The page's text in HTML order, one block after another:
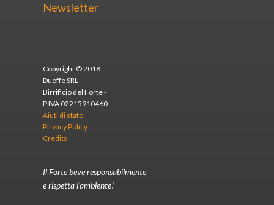
Newsletter
Copyright © 2018
Dueffe SRL
Birrificio del Forte -
P.IVA 02215910460
Aiuti di stato
Privacy Policy
Credits
Il Forte beve responsabilmente
e rispetta l’ambiente!